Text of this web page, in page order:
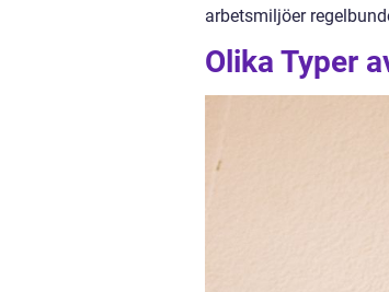
arbetsmiljöer
Olika Typer